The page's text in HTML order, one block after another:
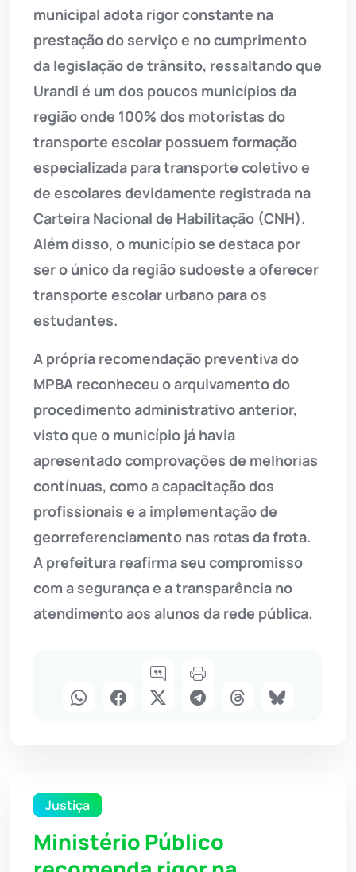
municipal adota rigor constante na
prestação do serviço e no cumprimento
da legislação de trânsito, ressaltando que
Urandi é um dos poucos municípios da
região onde 100% dos motoristas do
transporte escolar possuem formação
especializada para transporte coletivo e
de escolares devidamente registrada na
Carteira Nacional de Habilitação (CNH).
Além disso, o município se destaca por
ser o único da região sudoeste a oferecer
transporte escolar urbano para os
estudantes.
A própria recomendação preventiva do
MPBA reconheceu o arquivamento do
procedimento administrativo anterior,
visto que o município já havia
apresentado comprovações de melhorias
contínuas, como a capacitação dos
profissionais e a implementação de
georreferenciamento nas rotas da frota.
A prefeitura reafirma seu compromisso
com a segurança e a transparência no
atendimento aos alunos da rede pública.
Justiça
Ministério Público